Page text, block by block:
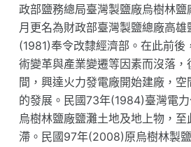
政部鹽務總局臺灣製鹽廠烏樹林鹽
月更名為財政部臺灣製鹽總廠高
(1981)奉令改隸經濟部。在此前後
術變革與產業變遷等因素而沒落，
間，興達火力發電廠開始建廠，
的發展。民國73年(1984)臺灣電
烏樹林鹽廠鹽灘土地及地上物，
滯。民國97年(2008)原烏樹林製